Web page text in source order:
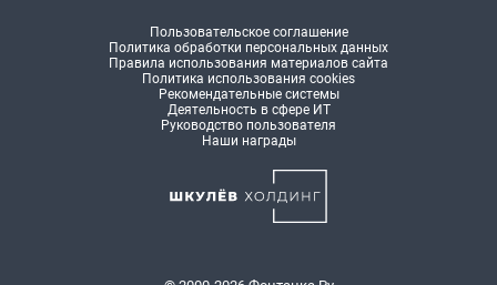
Пользовательское соглашение
Политика обработки персональных данных
Правила использования материалов сайта
Политика использования cookies
Рекомендательные системы
Деятельность в сфере ИТ
Руководство пользователя
Наши награды